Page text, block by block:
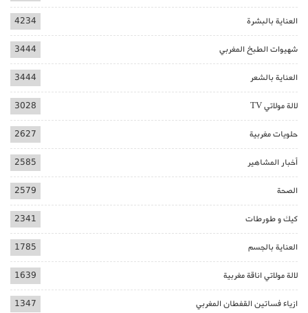
العناية بالبشرة 4234
شهيوات الطبخ المغربي 3444
العناية بالشعر 3444
لالة مولاتي TV 3028
حلويات مغربية 2627
أخبار المشاهير 2585
الصحة 2579
كيك و طورطات 2341
العناية بالجسم 1785
لالة مولاتي اناقة مغربية 1639
ازياء فساتين القفطان المغربي 1347